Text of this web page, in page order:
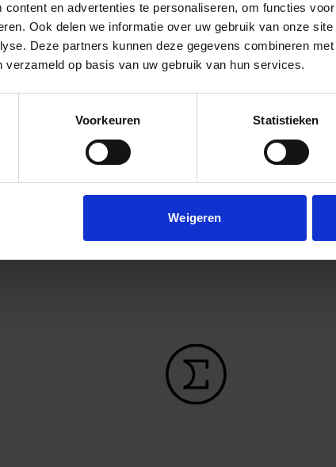
content en advertenties te personaliseren, om functies
Ook delen we informatie over uw gebruik van onze
Deze partners kunnen deze gegevens combineren
verzameld op basis van uw gebruik van hun services.
Voorkeuren Statistieken
Weigeren
PANIER